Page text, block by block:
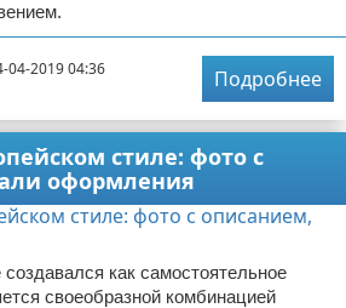
04-2019 04:36
Подробнее
стиле: фото с
оформления
как самостоятельное
своеобразной комбинацией